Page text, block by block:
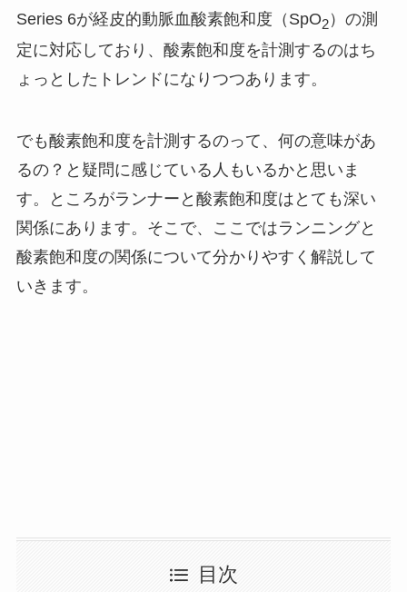
Series 6が経皮的動脈血酸素飽和度（SpO2）の測
定に対応しており、酸素飽和度を計測するのはち
ょっとしたトレンドになりつつあります。
でも酸素飽和度を計測するのって、何の意味があ
るの？と疑問に感じている人もいるかと思いま
す。ところがランナーと酸素飽和度はとても深い
関係にあります。そこで、ここではランニングと
酸素飽和度の関係について分かりやすく解説して
いきます。
目次